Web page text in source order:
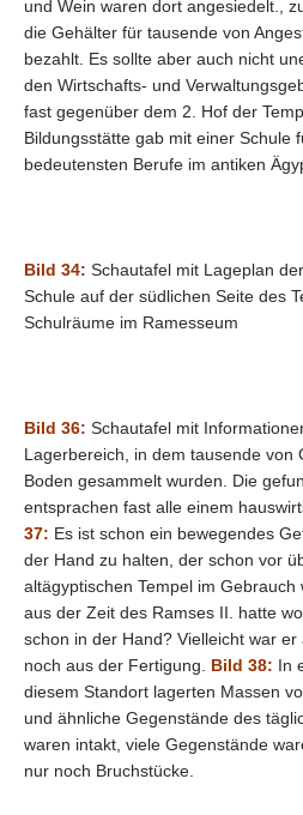
und Wein waren dort angesiedelt.,
die Gehälter für tausende von
bezahlt. Es sollte aber auch nicht
den Wirtschafts- und
fast gegenüber dem 2. Hof der
Bildungsstätte gab mit einer Schule
bedeutensten Berufe im antiken
Bild 34: Schautafel mit Lageplan
Schule auf der südlichen Seite des
Schulräume im Ramesseum
Bild 36: Schautafel mit
Lagerbereich, in dem tausende von
Boden gesammelt wurden. Die
entsprachen fast alle einem
37: Es ist schon ein bewegendes
der Hand zu halten, der schon vor
altägyptischen Tempel im Gebrauch
aus der Zeit des Ramses II. hatte
schon in der Hand? Vielleicht war
noch aus der Fertigung. Bild 38: In
diesem Standort lagerten Massen
und ähnliche Gegenstände des
waren intakt, viele Gegenstände
nur noch Bruchstücke.